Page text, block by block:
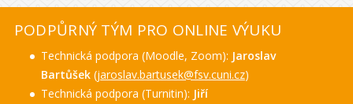
PODPŮRNÝ TÝM PRO ONLINE VÝUKU
Technická podpora (Moodle, Zoom): Jaroslav
Bartůšek (jaroslav.bartusek@fsv.cuni.cz)
Technická podpora (Turnitin): Jiří